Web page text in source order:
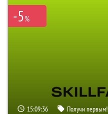
-5%
15:09:35 Получи первым!